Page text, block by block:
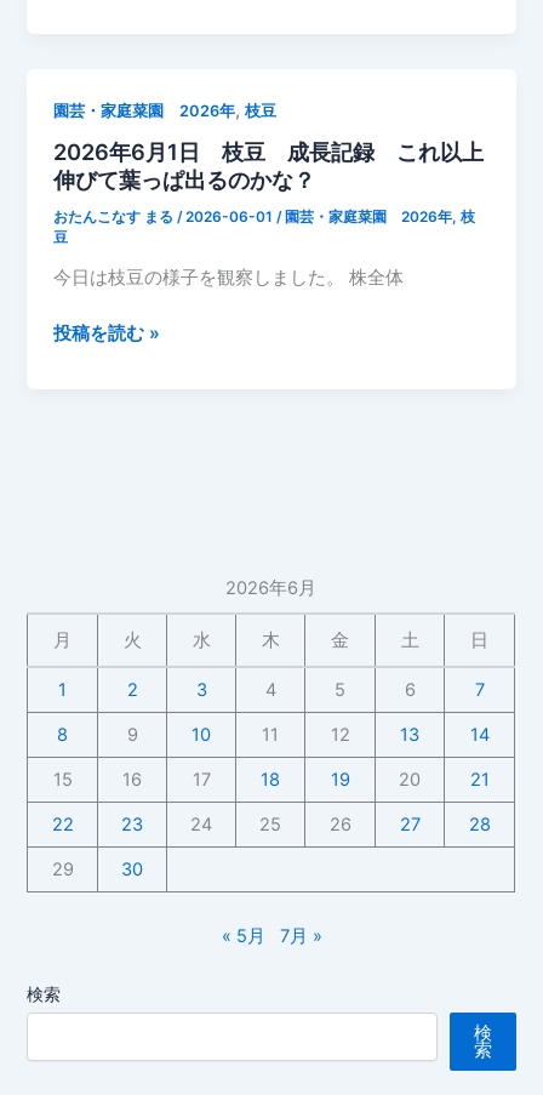
日
ア
ス
パ
ラ
ガ
順
園芸・家庭菜園 2026年,枝豆
2026年6月1日 枝豆 成長記録 これ以上
伸びて葉っぱ出るのかな？
おたんこなす まる/2026-06-01/ 園芸・家庭菜園 2026年,枝
豆
今日は枝豆の様子を観察しました。 株全体
2026
録
こ
れ
以
上
伸
び
る
か
投稿を読む »
2026年6月
月 火 水 木 金 土 日
1 2 3 4 5 6 7
8 9 10 11 12 13 14
15 16 17 18 19 20 21
22 23 24 25 26 27 28
29 30
« 5月 7月 »
検索
検
索